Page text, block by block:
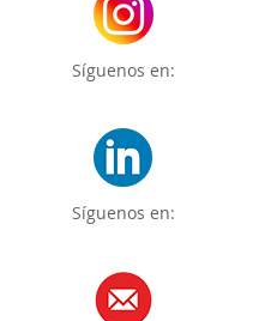
Síguenos en:
Síguenos en: